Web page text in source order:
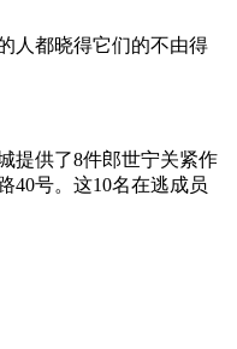
人都晓得它们的不由得
提供了8件郎世宁关紧作
40号。这10名在逃成员